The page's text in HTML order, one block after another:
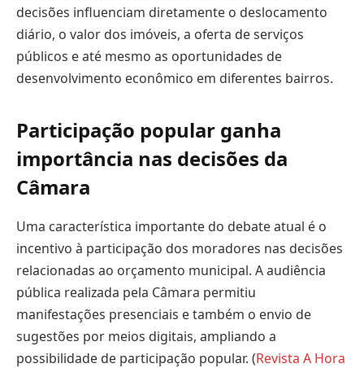
decisões influenciam diretamente o deslocamento
diário, o valor dos imóveis, a oferta de serviços
públicos e até mesmo as oportunidades de
desenvolvimento econômico em diferentes bairros.
Participação popular ganha
importância nas decisões da
Câmara
Uma característica importante do debate atual é o
incentivo à participação dos moradores nas decisões
relacionadas ao orçamento municipal. A audiência
pública realizada pela Câmara permitiu
manifestações presenciais e também o envio de
sugestões por meios digitais, ampliando a
possibilidade de participação popular. (Revista A Hora